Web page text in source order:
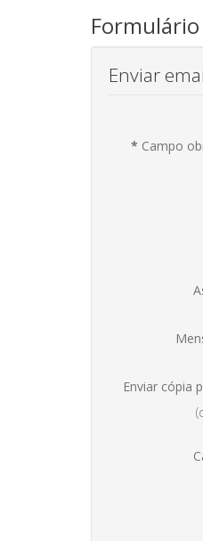
Enviar
* Campo
Enviar cópia